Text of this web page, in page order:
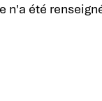
n'a été